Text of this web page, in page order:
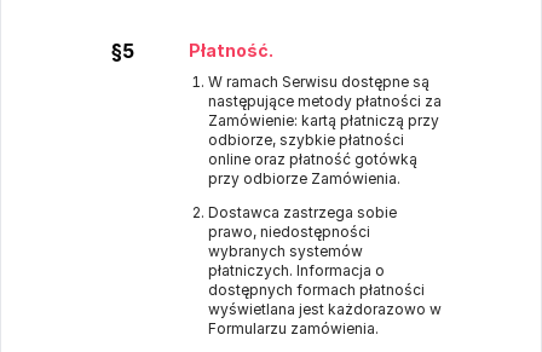
§5 Płatność.
W ramach Serwisu dostępne są
następujące metody płatności za
Zamówienie: kartą płatniczą przy
odbiorze, szybkie płatności
online oraz płatność gotówką
przy odbiorze Zamówienia.
Dostawca zastrzega sobie
prawo, niedostępności
wybranych systemów
płatniczych. Informacja o
dostępnych formach płatności
wyświetlana jest każdorazowo w
Formularzu zamówienia.